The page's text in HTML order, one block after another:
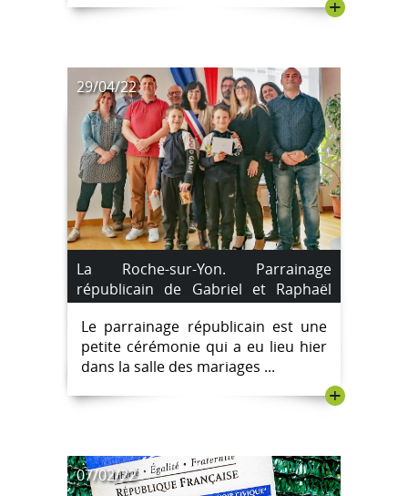
+
29/04/22
La Roche-sur-Yon. Parrainage
républicain de Gabriel et Raphaël
Saroyan.
Le parrainage républicain est une
petite cérémonie qui a eu lieu hier
dans la salle des mariages ...
+
07/02/22